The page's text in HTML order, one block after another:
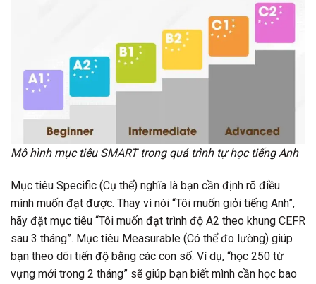
Mô hình mục tiêu SMART trong quá trình tự học tiếng Anh
Mục tiêu Specific (Cụ thể) nghĩa là bạn cần định rõ điều
mình muốn đạt được. Thay vì nói “Tôi muốn giỏi tiếng Anh”,
hãy đặt mục tiêu “Tôi muốn đạt trình độ A2 theo khung CEFR
sau 3 tháng”. Mục tiêu Measurable (Có thể đo lường) giúp
bạn theo dõi tiến độ bằng các con số. Ví dụ, “học 250 từ
vựng mới trong 2 tháng” sẽ giúp bạn biết mình cần học bao